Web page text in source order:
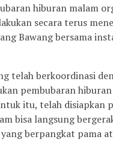
hiburan malam
secara terus
Bawang bersama
telah berkoordinasi
pembubaran
itu, telah disiapkan
bisa langsung
berpangkat pama